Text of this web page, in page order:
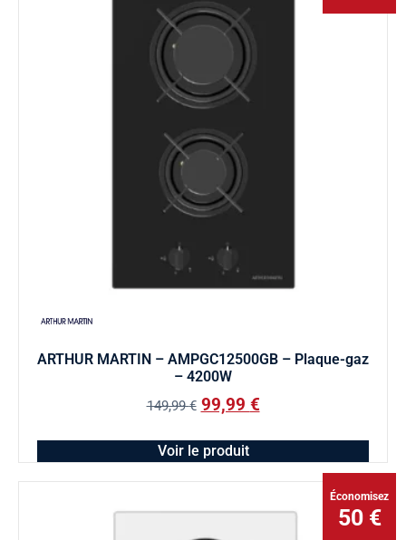
ARTHUR MARTIN – AMPGC12500GB – Plaque-gaz
– 4200W
149,99€ 99,99 €
Voir le produit
Économisez
50 €